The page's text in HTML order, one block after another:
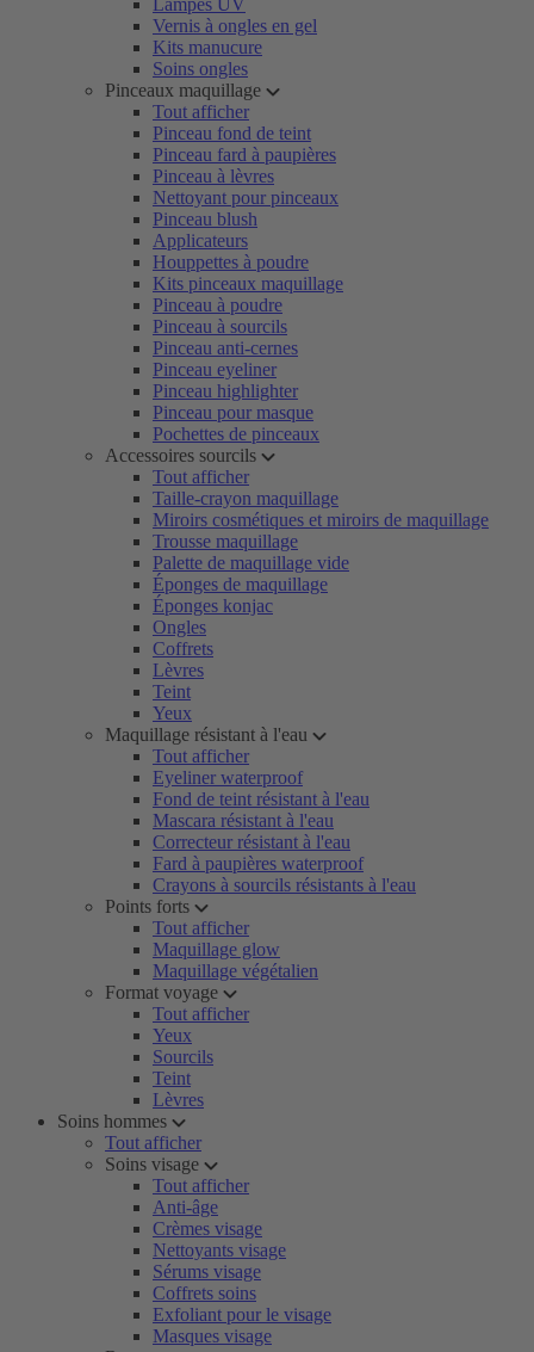
Lampes UV
Vernis à ongles en gel
Kits manucure
Soins ongles
Pinceaux maquillage
Tout afficher
Pinceau fond de teint
Pinceau fard à paupières
Pinceau à lèvres
Nettoyant pour pinceaux
Pinceau blush
Applicateurs
Houppettes à poudre
Kits pinceaux maquillage
Pinceau à poudre
Pinceau à sourcils
Pinceau anti-cernes
Pinceau eyeliner
Pinceau highlighter
Pinceau pour masque
Pochettes de pinceaux
Accessoires sourcils
Tout afficher
Taille-crayon maquillage
Miroirs cosmétiques et miroirs de maquillage
Trousse maquillage
Palette de maquillage vide
Éponges de maquillage
Éponges konjac
Ongles
Coffrets
Lèvres
Teint
Yeux
Maquillage résistant à l'eau
Tout afficher
Eyeliner waterproof
Fond de teint résistant à l'eau
Mascara résistant à l'eau
Correcteur résistant à l'eau
Fard à paupières waterproof
Crayons à sourcils résistants à l'eau
Points forts
Tout afficher
Maquillage glow
Maquillage végétalien
Format voyage
Tout afficher
Yeux
Sourcils
Teint
Lèvres
Soins hommes
Tout afficher
Soins visage
Tout afficher
Anti-âge
Crèmes visage
Nettoyants visage
Sérums visage
Coffrets soins
Exfoliant pour le visage
Masques visage